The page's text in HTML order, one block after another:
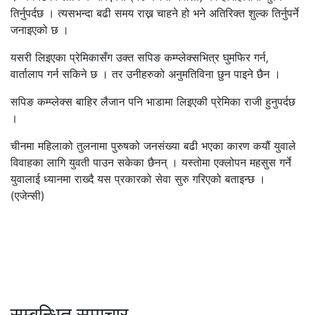
तिर्नुपर्दछ । त्यसभन्दा बढी समय राख्न चाहने हो भने अतिरिक्त शुल्क तिर्नुपर्ने
जनाइएको छ ।
यसरी लिइएका प्रेमिकासँग उक्त सपिङ कम्प्लेक्सभित्र घुमफिर गर्न,
वार्तालाप गर्न सकिने छ । तर उनीहरुको अनुमतिविना छुन पाइने छैन ।
सपिङ कम्प्लेक्स बाहिर लैजान पनि भाडामा लिइएकी प्रेमिका राजी हुनुपर्दछ
।
चीनमा महिलाको तुलनामा पुरुषको जनसंख्या बढी भएका कारण कयौं युवाले
विवाहका लागि युवती पाउन सकेका छैनन् । यस्तोमा एक्लोपन महसुस गर्ने
युवालाई ध्यानमा राख्दै यस प्रकारको सेवा सुरु गरिएको बताइन्छ ।
(एजेन्सी)